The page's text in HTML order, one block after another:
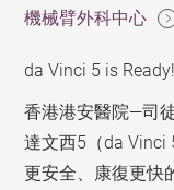
機械臂外科中心
da Vinci 5 is Ready!
香港港安醫院—司
達文西5（da Vinci
更安全、康復更快